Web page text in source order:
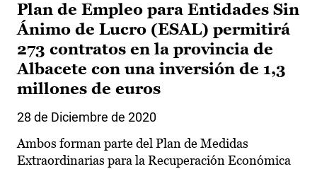
Plan de Empleo para Entidades Sin
Ánimo de Lucro (ESAL) permitirá
273 contratos en la provincia de
Albacete con una inversión de 1,3
millones de euros
28 de Diciembre de 2020
Ambos forman parte del Plan de Medidas
Extraordinarias para la Recuperación Económica